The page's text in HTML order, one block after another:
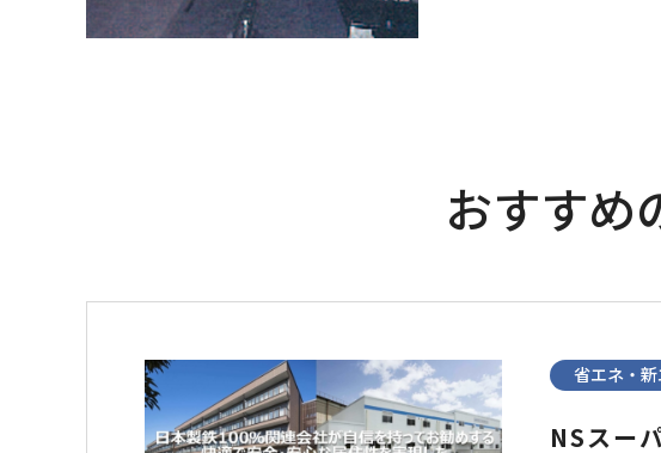
おすすめ
省エネ・
NSスー